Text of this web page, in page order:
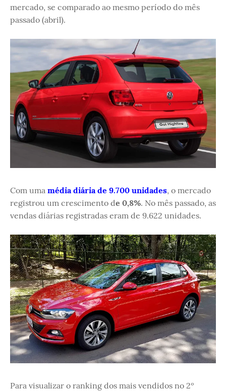
mercado, se comparado ao mesmo período do mês
passado (abril).
Com uma média diária de 9.700 unidades, o mercado
registrou um crescimento de 0,8%. No mês passado, as
vendas diárias registradas eram de 9.622 unidades.
Para visualizar o ranking dos mais vendidos no 2º